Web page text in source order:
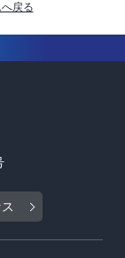
戻る